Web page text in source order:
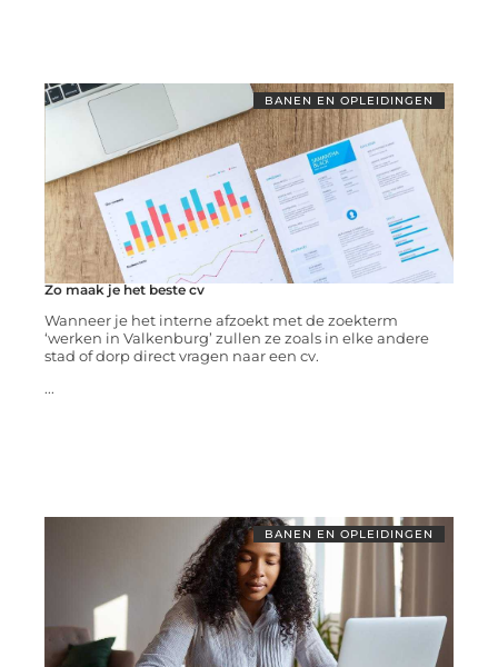
BANEN EN OPLEIDINGEN
Zo maak je het beste cv
Wanneer je het interne afzoekt met de zoekterm
‘werken in Valkenburg’ zullen ze zoals in elke andere
stad of dorp direct vragen naar een cv.
...
BANEN EN OPLEIDINGEN